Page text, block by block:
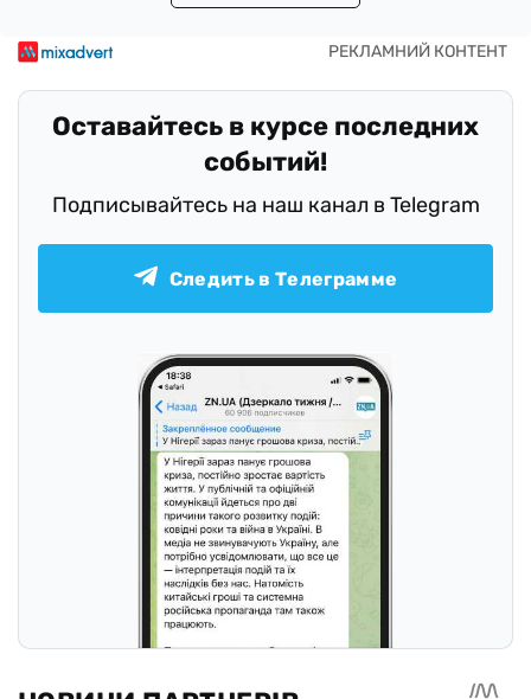
Оставайтесь в курсе последних
событий!
Подписывайтесь на наш канал в Telegram
Следить в Телеграмме